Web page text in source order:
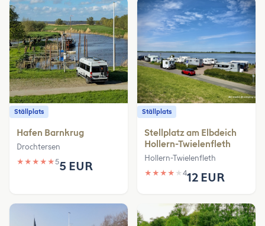
Ställplats
Hafen Barnkrug
Drochtersen
★ ★ ★ ★ ★55 EUR
Ställplats
Stellplatz am Elbdeich
Hollern-Twielenfleth
Hollern-Twielenfleth
★ ★ ★ ★ ★ 412 EUR